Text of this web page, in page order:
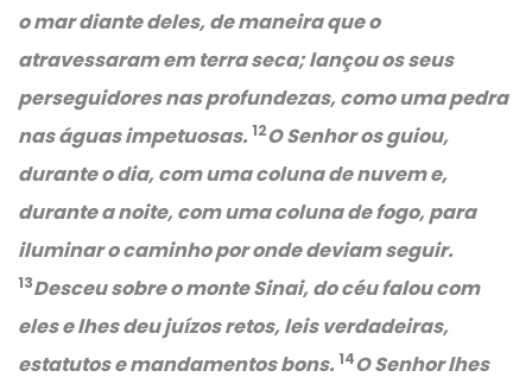
o mar diante deles, de maneira que o
atravessaram em terra seca; lançou os seus
perseguidores nas profundezas, como uma pedra
nas águas impetuosas.12O Senhor os guiou,
durante o dia, com uma coluna de nuvem e,
durante a noite, com uma coluna de fogo, para
iluminar o caminho por onde deviam seguir.
13Desceu sobre o monte Sinai, do céu falou com
eles e lhes deu juízos retos, leis verdadeiras,
estatutos e mandamentos bons.14O Senhor lhes